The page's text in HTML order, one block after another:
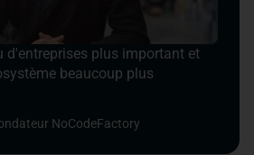
d'entreprises plus important et
beaucoup plus
NoCodeFactory